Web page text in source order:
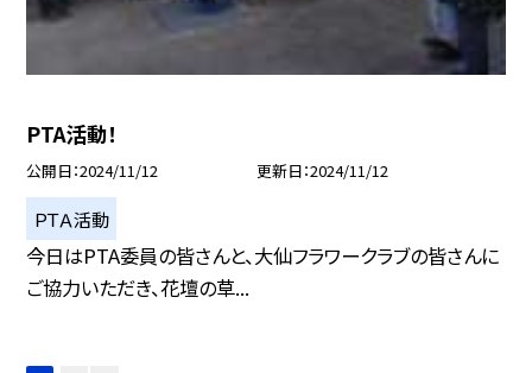
PTA活動！
公開日 2024/11/12 更新日 2024/11/12
ＰＴＡ活動
今日はPTA委員の皆さんと、大仙フラワークラブの皆さんに
ご協力いただき、花壇の草...